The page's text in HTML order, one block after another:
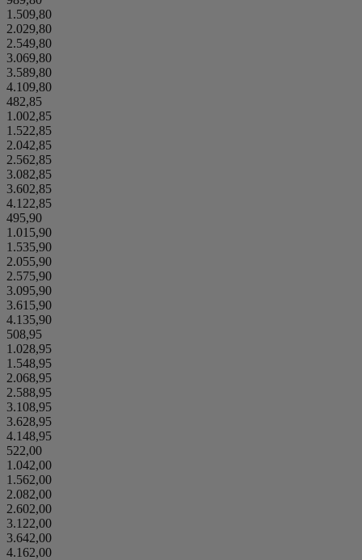
1.509,80
2.029,80
2.549,80
3.069,80
3.589,80
4.109,80
482,85
1.002,85
1.522,85
2.042,85
2.562,85
3.082,85
3.602,85
4.122,85
495,90
1.015,90
1.535,90
2.055,90
2.575,90
3.095,90
3.615,90
4.135,90
508,95
1.028,95
1.548,95
2.068,95
2.588,95
3.108,95
3.628,95
4.148,95
522,00
1.042,00
1.562,00
2.082,00
2.602,00
3.122,00
3.642,00
4.162,00